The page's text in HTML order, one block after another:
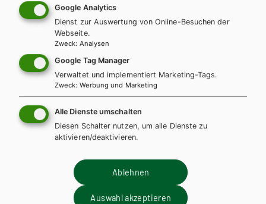
Google Analytics
Dienst zur Auswertung von Online-Besuchen der
Webseite.
Zweck: Analysen
Google Tag Manager
Verwaltet und implementiert Marketing-Tags.
Zweck: Werbung und Marketing
Alle Dienste umschalten
Diesen Schalter nutzen, um alle Dienste zu
aktivieren/deaktivieren.
Ablehnen
Auswahl akzeptieren